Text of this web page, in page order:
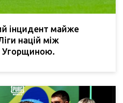
інцидент майже
націй між
Угорщиною.